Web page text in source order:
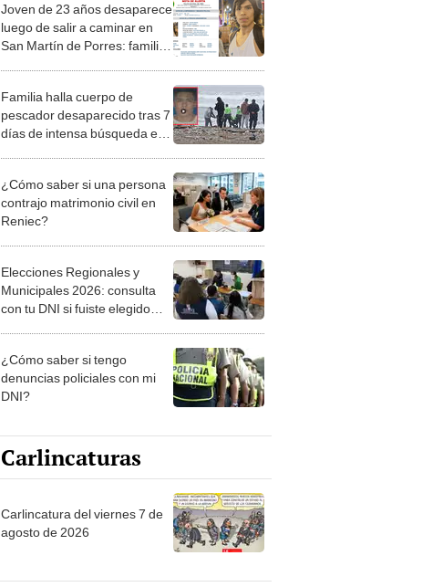
Joven de 23 años desaparece
luego de salir a caminar en
San Martín de Porres: familia
Familia halla cuerpo de
pescador desaparecido tras 7
días de intensa búsqueda en
¿Cómo saber si una persona
contrajo matrimonio civil en
Reniec?
Elecciones Regionales y
Municipales 2026: consulta
con tu DNI si fuiste elegido
la ONPE
¿Cómo saber si tengo
denuncias policiales con mi
DNI?
Carlincaturas
Carlincatura del viernes 7 de
agosto de 2026